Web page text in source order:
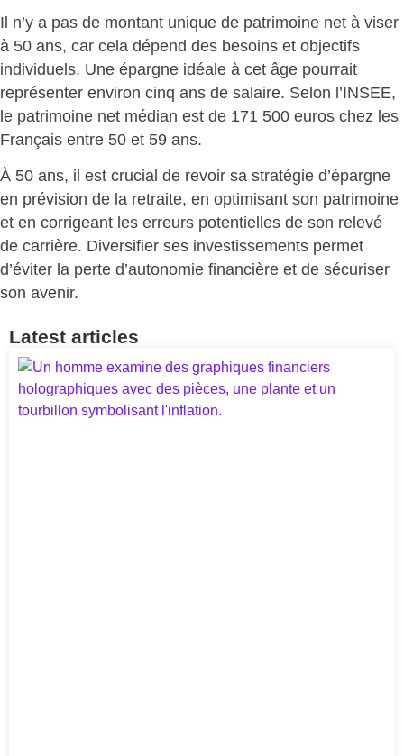
Il n’y a pas de montant unique de patrimoine net à viser
à 50 ans, car cela dépend des besoins et objectifs
individuels. Une épargne idéale à cet âge pourrait
représenter environ cinq ans de salaire. Selon l’INSEE,
le patrimoine net médian est de 171 500 euros chez les
Français entre 50 et 59 ans.
À 50 ans, il est crucial de revoir sa stratégie d’épargne
en prévision de la retraite, en optimisant son patrimoine
et en corrigeant les erreurs potentielles de son relevé
de carrière. Diversifier ses investissements permet
d’éviter la perte d’autonomie financière et de sécuriser
son avenir.
Latest articles